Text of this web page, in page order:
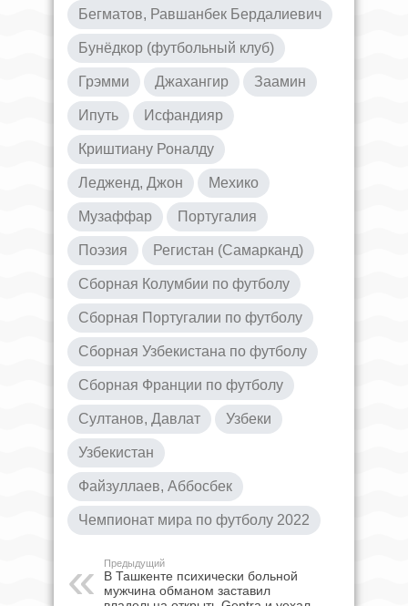
Бегматов, Равшанбек Бердалиевич
Бунёдкор (футбольный клуб)
Грэмми Джахангир Заамин
Ипуть Исфандияр
Криштиану Роналду
Ледженд, Джон Мехико
Музаффар Португалия
Поэзия Регистан (Самарканд)
Сборная Колумбии по футболу
Сборная Португалии по футболу
Сборная Узбекистана по футболу
Сборная Франции по футболу
Султанов, Давлат Узбеки
Узбекистан
Файзуллаев, Аббосбек
Чемпионат мира по футболу 2022
Предыдущий
В Ташкенте психически больной
мужчина обманом заставил